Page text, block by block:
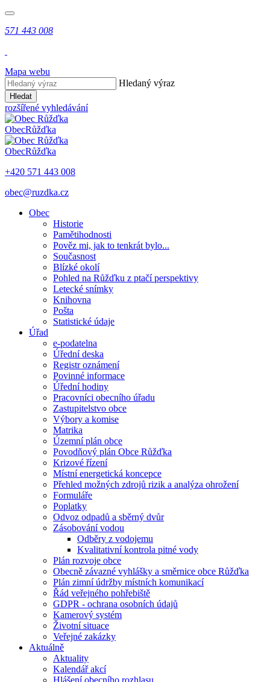
571 443 008
Mapa webu
Hledaný výraz
Hledat
rozšířené vyhledávání
ObecRůžďka
ObecRůžďka
+420 571 443 008
obec@ruzdka.cz
Obec
Historie
Pamětihodnosti
Pověz mi, jak to tenkrát bylo...
Současnost
Blízké okolí
Pohled na Růžďku z ptačí perspektivy
Letecké snímky
Knihovna
Pošta
Statistické údaje
Úřad
e-podatelna
Úřední deska
Registr oznámení
Povinné informace
Úřední hodiny
Pracovníci obecního úřadu
Zastupitelstvo obce
Výbory a komise
Matrika
Územní plán obce
Povodňový plán Obce Růžďka
Krizové řízení
Místní energetická koncepce
Přehled možných zdrojů rizik a analýza ohrožení
Formuláře
Poplatky
Odvoz odpadů a sběrný dvůr
Zásobování vodou
Odběry z vodojemu
Kvalitativní kontrola pitné vody
Plán rozvoje obce
Obecně závazné vyhlášky a směrnice obce Růžďka
Plán zimní údržby místních komunikací
Řád veřejného pohřebiště
GDPR - ochrana osobních údajů
Kamerový systém
Životní situace
Veřejné zakázky
Aktuálně
Aktuality
Kalendář akcí
Hlášení obecního rozhlasu